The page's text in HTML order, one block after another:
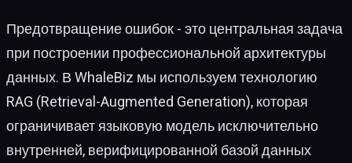
Предотвращение ошибок - это центральная задача
при построении профессиональной архитектуры
данных. В WhaleBiz мы используем технологию
RAG (Retrieval-Augmented Generation), которая
ограничивает языковую модель исключительно
внутренней, верифицированной базой данных